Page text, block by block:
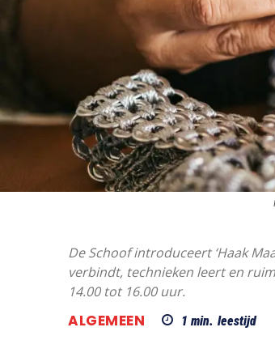
De Schoof introduceert ‘Haak
verbindt, technieken leert en
14.00 tot 16.00 uur.
ALGEMEEN 1 min. leestijd